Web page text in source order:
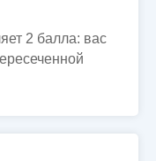
2 балла: вас